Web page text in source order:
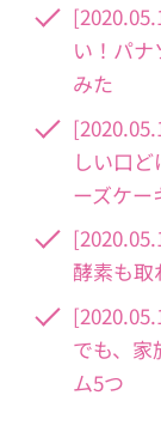
い！パ
みた
しい口
ーズケー
酵素も
でも、
ム5つ